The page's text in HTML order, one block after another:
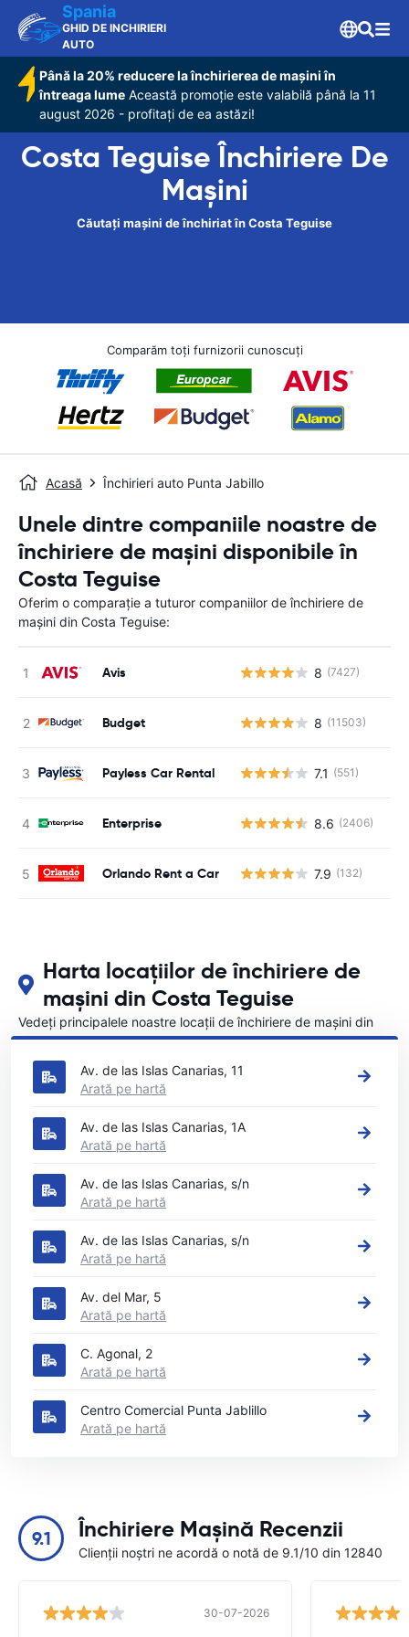
Spania
GHID DE INCHIRIERI
AUTO
Până la 20% reducere la închirierea de mașini în
întreaga lume Această promoție este valabilă până la 11
august 2026 - profitați de ea astăzi!
Costa Teguise Închiriere De
Maşini
Căutați mașini de închiriat în Costa Teguise
Comparăm toți furnizorii cunoscuți
Acasă Închirieri auto Punta Jabillo
Unele dintre companiile noastre de
închiriere de mașini disponibile în
Costa Teguise
Oferim o comparație a tuturor companiilor de închiriere de
mașini din Costa Teguise:
Avis 8 (7427)
Budget 8 (11503)
Payless Car Rental 7.1 (551)
Enterprise 8.6 (2406)
Orlando Rent a Car 7.9 (132)
Harta locațiilor de închiriere de
mașini din Costa Teguise
Vedeți principalele noastre locații de închiriere de mașini din
Costa Teguise
Av. de las Islas Canarias, 11
Arată pe hartă
Av. de las Islas Canarias, 1A
Arată pe hartă
Av. de las Islas Canarias, s/n
Arată pe hartă
Av. de las Islas Canarias, s/n
Arată pe hartă
Av. del Mar, 5
Arată pe hartă
C. Agonal, 2
Arată pe hartă
Centro Comercial Punta Jablillo
Arată pe hartă
9.1 Închiriere Mașină Recenzii
Clienții noștri ne acordă o notă de 9.1/10 din 12840
30-07-2026